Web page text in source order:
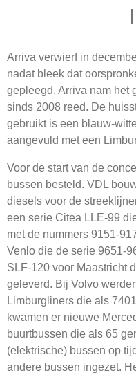
de
hoofdinhoud
Arriva verwierf in
nadat bleek dat
gepleegd. Arriva nam het
sinds 2008 reed. De
gebruikt is een blauw-
aangevuld met een
Voor de start van de
bussen besteld. VDL
diesels voor de
een serie Citea LLE-99
met de nummers 9151-
Venlo die de serie 9651-
SLF-120 voor Maastricht
geleverd. Bij Volvo
Limburgliners die als
kwamen er nieuwe
buurtbussen die als 65
(elektrische) bussen op
andere bussen ingezet.